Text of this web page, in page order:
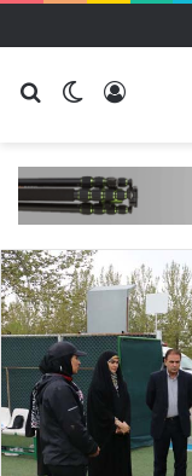
تغییر
ورود